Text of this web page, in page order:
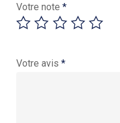
Votre note *
Votre avis *